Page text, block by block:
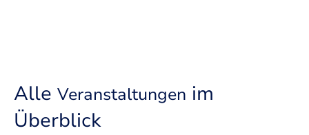
Alle Veranstaltungen im
Überblick